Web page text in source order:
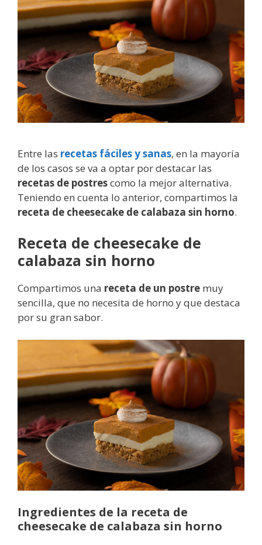
Entre las recetas fáciles y sanas, en la mayoría
de los casos se va a optar por destacar las
recetas de postrescomo la mejor alternativa.
Teniendo en cuenta lo anterior, compartimos la
receta de cheesecake de calabaza sin horno.
Receta de cheesecake de
calabaza sin horno
Compartimos una receta de un postre muy
sencilla, que no necesita de horno y que destaca
por su gran sabor.
Ingredientes de la receta de
cheesecake de calabaza sin horno